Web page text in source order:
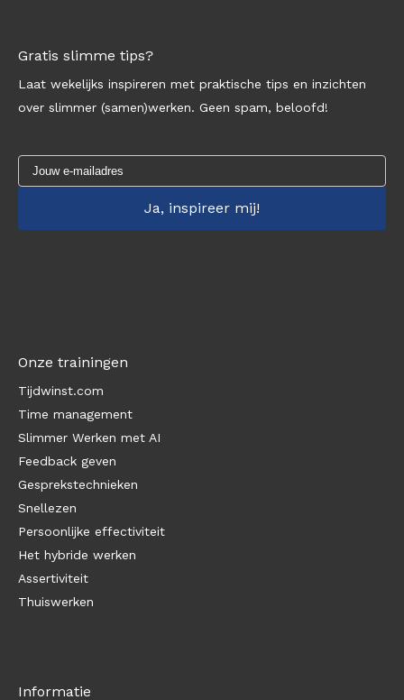
Gratis slimme tips?
Laat wekelijks inspireren met praktische tips en inzichten
over slimmer (samen)werken. Geen spam, beloofd!
Onze trainingen
Tijdwinst.com
Time management
Slimmer Werken met AI
Feedback geven
Gesprekstechnieken
Snellezen
Persoonlijke effectiviteit
Het hybride werken
Assertiviteit
Thuiswerken
Informatie